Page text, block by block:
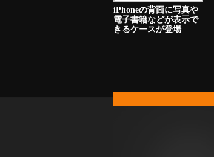
iPhoneの背面に写真や
電子書籍などが表示で
きるケースが登場